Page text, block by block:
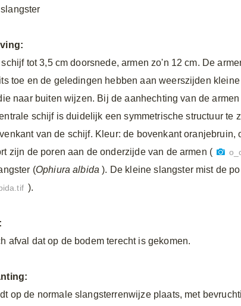
tot 3,5 cm doorsnede, armen zo'n 12 cm. De
toe en de geledingen hebben aan weerszijden kleine
naar buiten wijzen. Bij de aanhechting van de armen
schijf is duidelijk een symmetrische structuur te
van de schijf. Kleur: de bovenkant
zijn de poren aan de onderzijde van de armen (
(Ophiura albida ). De kleine slangster mist de
).
afval dat op de bodem terecht is gekomen.
op de normale slangsterrenwijze plaats, met